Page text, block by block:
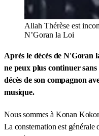
Allah Thérèse est
N’Goran la Loi
Après le décès de N'Goran
ne peux plus continuer
décès de son compagnon
musique.
Nous sommes à Konan
La consternation est